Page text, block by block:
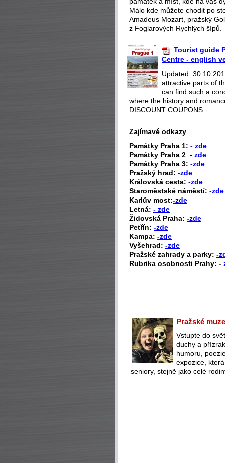
Málo kde můžete chodit po
Amadeus Mozart, pražský
z Foglarových Rychlých šípů.
Tourist guide
Centre - english
Updated:
attractive parts of
can find such a
where the history and
DISCOUNT COUPONS
Zajímavé odkazy
Památky Praha 1: - zde
Památky Praha 2: - zde
Památky Praha 3: -zde
Pražský hrad: -zde
Královská cesta: -zde
Staroměstské náměstí: -zde
Karlův most:-zde
Letná: - zde
Židovská Praha: -zde
Petřín: -zde
Kampa: -zde
Vyšehrad: -zde
Pražské zahrady a parky: -
Rubrika osobnosti Prahy: -
Pražské
Vstupte do
duchy a
humoru,
expozice,
seniory, stejně jako celé